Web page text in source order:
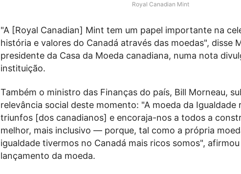
Royal Canadian Mint
"A [Royal Canadian] Mint tem um papel importante na
história e valores do Canadá através das moedas", disse
presidente da Casa da Moeda canadiana, numa nota
instituição.
Também o ministro das Finanças do país, Bill Morneau,
relevância social deste momento: "A moeda da Igualdade
triunfos [dos canadianos] e encoraja-nos a todos a
melhor, mais inclusivo — porque, tal como a própria
igualdade tivermos no Canadá mais ricos somos",
lançamento da moeda.